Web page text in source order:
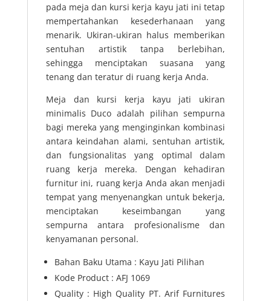
pada meja dan kursi kerja kayu jati ini tetap
mempertahankan kesederhanaan yang
menarik. Ukiran-ukiran halus memberikan
sentuhan artistik tanpa berlebihan,
sehingga menciptakan suasana yang
tenang dan teratur di ruang kerja Anda.
Meja dan kursi kerja kayu jati ukiran
minimalis Duco adalah pilihan sempurna
bagi mereka yang menginginkan kombinasi
antara keindahan alami, sentuhan artistik,
dan fungsionalitas yang optimal dalam
ruang kerja mereka. Dengan kehadiran
furnitur ini, ruang kerja Anda akan menjadi
tempat yang menyenangkan untuk bekerja,
menciptakan keseimbangan yang
sempurna antara profesionalisme dan
kenyamanan personal.
Bahan Baku Utama : Kayu Jati Pilihan
Kode Product : AFJ 1069
Quality : High Quality PT. Arif Furnitures